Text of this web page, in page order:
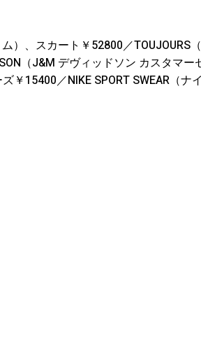
）、スカート￥52800／TOUJOURS
（J&M デヴィッドソン カスタマー
15400／NIKE SPORT SWEAR（ナ